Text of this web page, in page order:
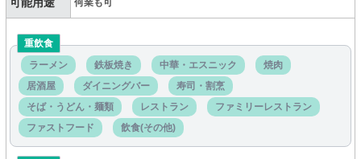
何業も可
重飲食
ラーメン
鉄板焼き 中華・エスニック
焼肉
居酒屋
ダイニングバー
寿司・割烹
そば・うどん・麺類
レストラン
ファミリーレストラン
ファストフード
飲食(その他)